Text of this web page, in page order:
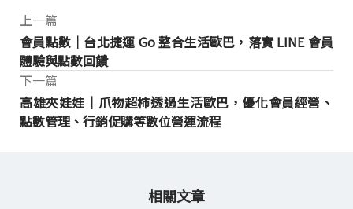
上一篇
會員點數｜台北捷運 Go 整合生活歐巴，落實 LINE 會員
體驗與點數回饋
高雄夾娃娃｜爪物超柿透過生活歐巴，優化會員經營、
點數管理、行銷促購等數位營運流程
下一篇
相關文章